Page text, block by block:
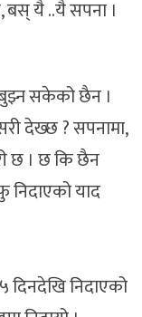
बस् यै ..यै सपना ।
सकेको छैन ।
देख्छ ? सपनामा,
छ । छ कि छैन
निदाएको याद
दिनदेखि निदाएको